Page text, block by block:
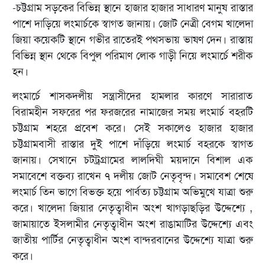
-চট্টগ্রাম সড়কের বিভিন্ন স্থানে হাজার হাজার সাধারণ মানুষ রাস্তার
পাশে দাড়িয়ে লংমার্চকে স্বাগত জানায়। জোট নেত্রী বেগম খালেদা
জিয়া কয়েকটি স্থানে গভীর রাতেরই পথসভায় ভাষণ দেন। রাস্তায়
বিভিন্ন স্থান থেকে বিপুল পরিমাণ লোক গাড়ী নিয়ে লংমার্চে শরীক
হন।
লংমার্চে শাসকদলীয় সন্ত্রাসীদের হামলার কারণে সারারাত
বিরামহীন সফরের পর ফরজরের নামাজের সময় লংমার্চ বহরটি
চট্টগ্রাম শহরে প্রবেশ করে। সেই সকালেও হাজার হাজার
চট্টগ্রামবাসী রাস্তার দুই পাশে দাঁড়িয়ে লংমার্চ বহরকে স্বাগত
জানায়। সেখানে চট্ট্রগ্রামের লালদিঘী ময়দানে বিশাল এক
সমাবেশে বক্তব্য রাখেন ৭ দলীয় জোট নেতৃবৃন্দ। সমাবেশ শেষে
লংমার্চ তিন ভাগে বিভক্ত হয়ে পার্বত্য চট্টগ্রাম অভিমুখে যাত্রা শুরু
করে। খালেদা জিয়ার নেতৃত্বাধীন অংশ খাগড়াছড়ির উদ্দেশ্যে ,
জামায়াতে ইসলামীর নেতৃত্বাধীন অংশ রাঙামাটির উদ্দেশ্যে এবং
জাতীয় পার্টির নেতৃত্বাধীন অংশ বান্দরবানের উদ্দেশ্যে যাত্রা শুরু
করে।